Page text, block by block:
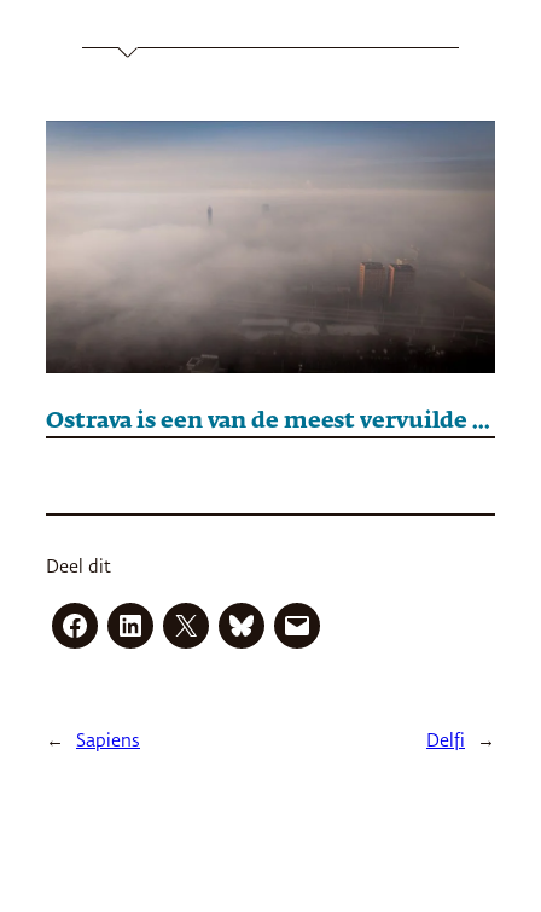
Ostrava is een van de meest vervuilde steden. Komt daar binnenkort verandering in?
Deel dit
← Sapiens Delfi →